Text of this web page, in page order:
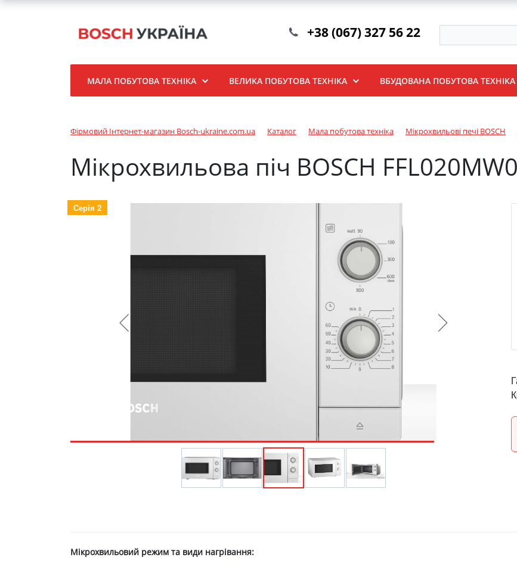
+38 (067) 327 56 22
МАЛА ПОБУТОВА ТЕХНІКА ВЕЛИКА ПОБУТОВА ТЕХНІКА ВБУДОВАНА ПОБУТОВА ТЕХНІКА
Фірмовий Інтернет-магазин Bosch-ukraine.com.ua Каталог Мала побутова техніка Мікрохвильові печі BOSCH
Мікрохвильова піч BOSCH FFL020MW0
Серія 2
Мікрохвильовий режим та види нагрівання: